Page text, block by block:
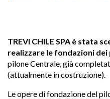
TREVI CHILE SPA è stata
realizzare le fondazioni dei
pilone Centrale, già
(attualmente in costruzione).
Le opere di fondazione del